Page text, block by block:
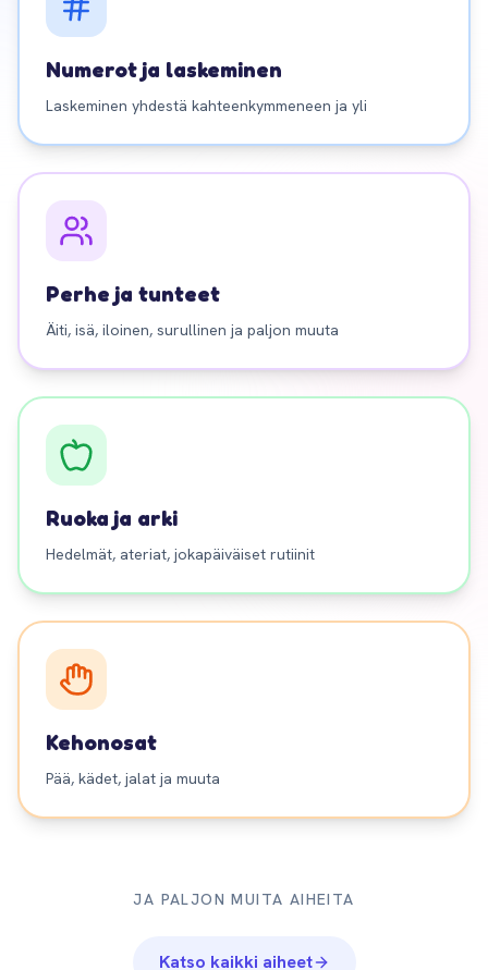
Numerot ja laskeminen
Laskeminen yhdestä kahteenkymmeneen ja yli
Perhe ja tunteet
Äiti, isä, iloinen, surullinen ja paljon muuta
Ruoka ja arki
Hedelmät, ateriat, jokapäiväiset rutiinit
Kehonosat
Pää, kädet, jalat ja muuta
JA PALJON MUITA AIHEITA
Katso kaikki aiheet